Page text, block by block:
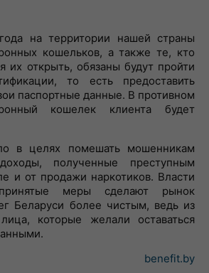
на территории нашей страны
кошельков, а также те, кто
их открыть, обязаны будут пройти
то есть предоставить
паспортные данные. В противном
кошелек клиента будет
в целях помешать мошенникам
доходы, полученные преступным
и от продажи наркотиков. Власти
меры сделают рынок
Беларуси более чистым, ведь из
которые желали оставаться
benefit.by